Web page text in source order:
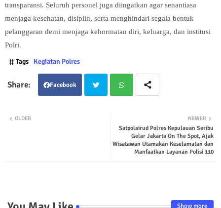
transparansi. Seluruh personel juga diingatkan agar senantiasa
menjaga kesehatan, disiplin, serta menghindari segala bentuk
pelanggaran demi menjaga kehormatan diri, keluarga, dan institusi
Polri.
Tags Kegiatan Polres
Facebook
tsap
NEWER
Satpolairud Polres Kepulauan Seribu
Gelar Jakarta On The Spot, Ajak
Wisatawan Utamakan Keselamatan dan
Manfaatkan Layanan Polisi 110
OLDER
Show more